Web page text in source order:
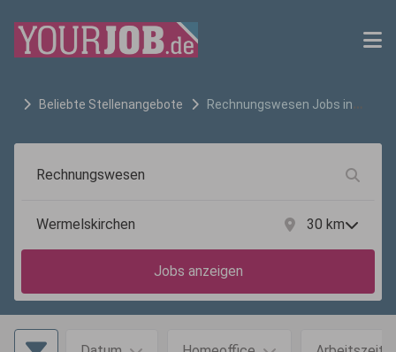
Beliebte Stellenangebote Rechnungswesen Jobs in
30 km
Jobs anzeigen